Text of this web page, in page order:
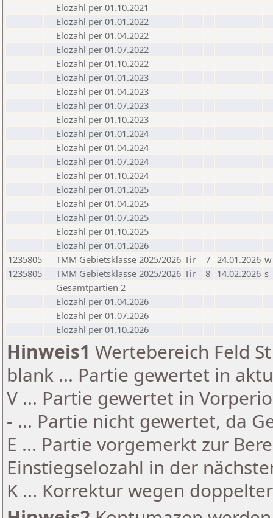
Elozahl per 01.10.2021
Elozahl per 01.01.2022
Elozahl per 01.04.2022
Elozahl per 01.07.2022
Elozahl per 01.10.2022
Elozahl per 01.01.2023
Elozahl per 01.04.2023
Elozahl per 01.07.2023
Elozahl per 01.10.2023
Elozahl per 01.01.2024
Elozahl per 01.04.2024
Elozahl per 01.07.2024
Elozahl per 01.10.2024
Elozahl per 01.01.2025
Elozahl per 01.04.2025
Elozahl per 01.07.2025
Elozahl per 01.10.2025
Elozahl per 01.01.2026
1235805
TMM Gebietsklasse 2025/2026 Tir 7 24.01.2026 w
1235805
TMM Gebietsklasse 2025/2026 Tir 8 14.02.2026 s
Gesamtpartien 2
Elozahl per 01.04.2026
Elozahl per 01.07.2026
Elozahl per 01.10.2026
Hinweis1 Wertebereich Feld
blank ... Partie gewertet in
V ... Partie gewertet in
- ... Partie nicht gewertet, da
E ... Partie vorgemerkt zur
Einstiegselozahl in der
K ... Korrektur wegen